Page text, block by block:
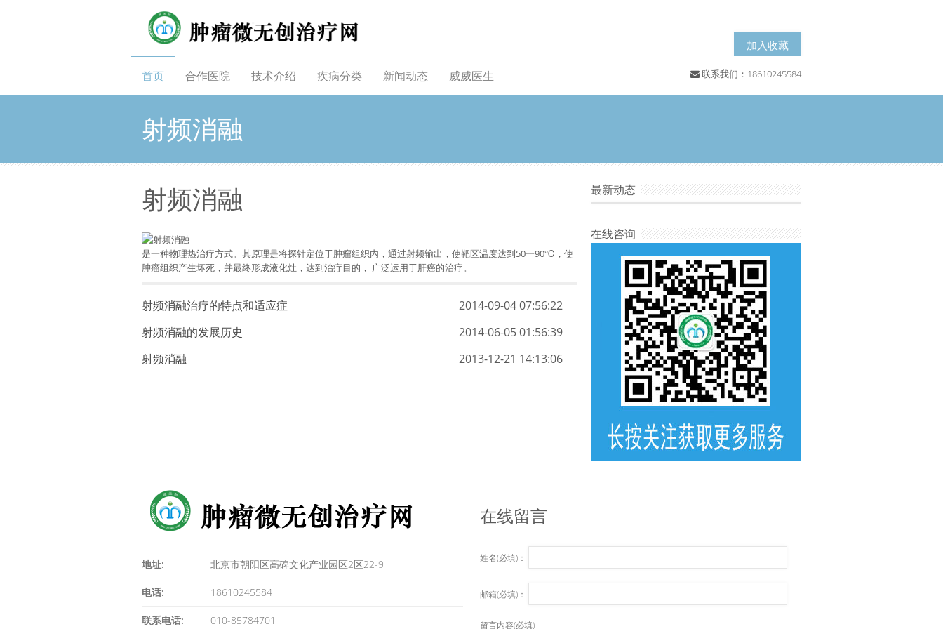
加入收藏
首页 合作医院 技术介绍 疾病分类 新闻动态 威威医生 联系我们：18610245584
射频消融
射频消融
是一种物理热治疗方式。其原理是将探针定位于肿瘤组织内，通过射频输出，使靶区温度达到50一90℃，使
肿瘤组织产生坏死，并最终形成液化灶，达到治疗目的， 广泛运用于肝癌的治疗。
2014-09-04 07:56:22
射频消融治疗的特点和适应症
2014-06-05 01:56:39
射频消融的发展历史
2013-12-21 14:13:06
射频消融
最新动态
在线咨询
地址: 北京市朝阳区高碑文化产业园区2区22-9
电话: 18610245584
联系电话: 010-85784701
在线留言
姓名(必填)：
邮箱(必填)：
留言内容(必填)